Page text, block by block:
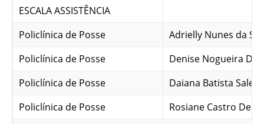
ESCALA ASSISTÊNCIA
Policlínica de Posse
Adrielly Nunes da
Policlínica de Posse
Denise Nogueira
Policlínica de Posse
Daiana Batista Sales
Policlínica de Posse
Rosiane Castro De